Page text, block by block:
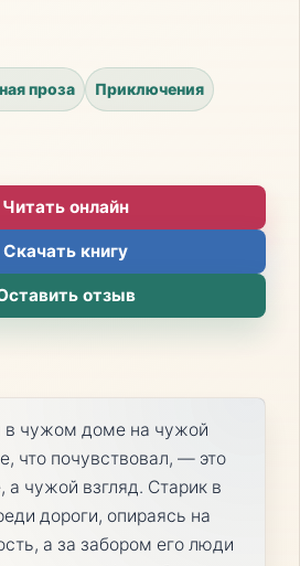
проза Приключения
Читать онлайн
Скачать книгу
отзыв
в чужом доме на чужой
что почувствовал, — это
а чужой взгляд. Старик в
дороги, опираясь на
а за забором его люди